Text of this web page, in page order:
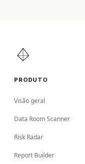
PRODUTO
Visão geral
Data Room Scanner
Risk Radar
Report Builder